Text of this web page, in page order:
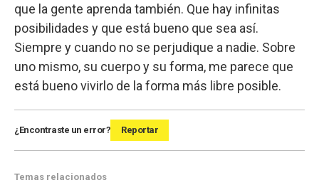
que la gente aprenda también. Que hay infinitas
posibilidades y que está bueno que sea así.
Siempre y cuando no se perjudique a nadie. Sobre
uno mismo, su cuerpo y su forma, me parece que
está bueno vivirlo de la forma más libre posible.
¿Encontraste un error? Reportar
Temas relacionados